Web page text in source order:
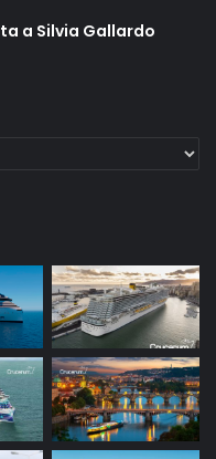
a Silvia Gallardo